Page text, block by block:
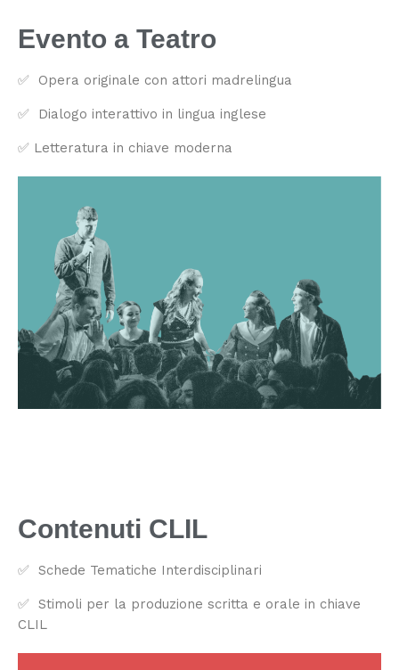
Evento a Teatro
✅ Opera originale con attori madrelingua
✅ Dialogo interattivo in lingua inglese
✅ Letteratura in chiave moderna
Contenuti CLIL
✅ Schede Tematiche Interdisciplinari
✅ Stimoli per la produzione scritta e orale in chiave
CLIL